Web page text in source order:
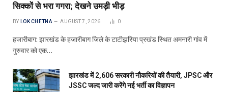
सिक्कों से भरा गगरा; देखने उमड़ी भीड़
BY LOK CHETNA AUGUST 7, 2026 0
हजारीबाग: झारखंड के हजारीबाग जिले के टाटीझरिया प्रखंड स्थित अमनारी गांव में
गुरुवार को एक…
झारखंड में 2,606 सरकारी नौकरियों की तैयारी, JPSC और
JSSC जल्द जारी करेंगे नई भर्ती का विज्ञापन